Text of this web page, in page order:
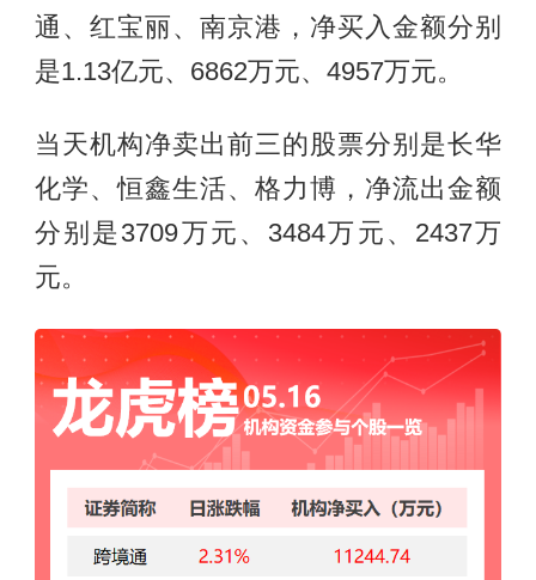
通、红宝丽、南京港，净买入金额分别
是1.13亿元、6862万元、4957万元。
当天机构净卖出前三的股票分别是长华
化学、恒鑫生活、格力博，净流出金额
分别是3709万元、3484万元、2437万
元。